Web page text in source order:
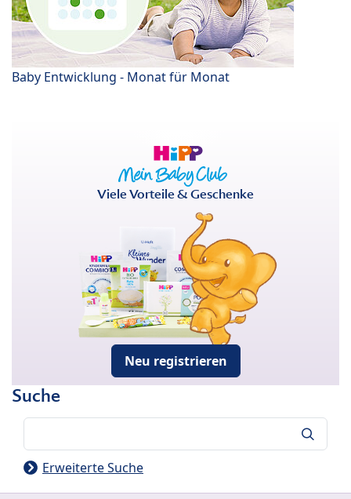
Baby Entwicklung - Monat für Monat
Viele Vorteile & Geschenke
Neu registrieren
Suche
Erweiterte Suche